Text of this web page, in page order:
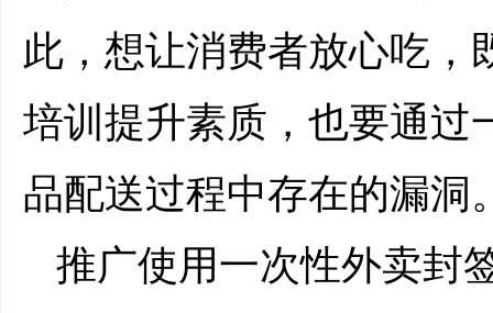
此，想让消费者放心吃，
培训提升素质，也要通过
品配送过程中存在的漏洞
推广使用一次性外卖封